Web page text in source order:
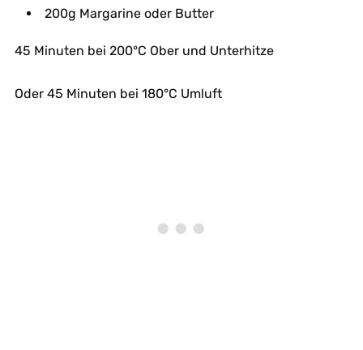
200g Margarine oder Butter
45 Minuten bei 200°C Ober und Unterhitze
Oder 45 Minuten bei 180°C Umluft